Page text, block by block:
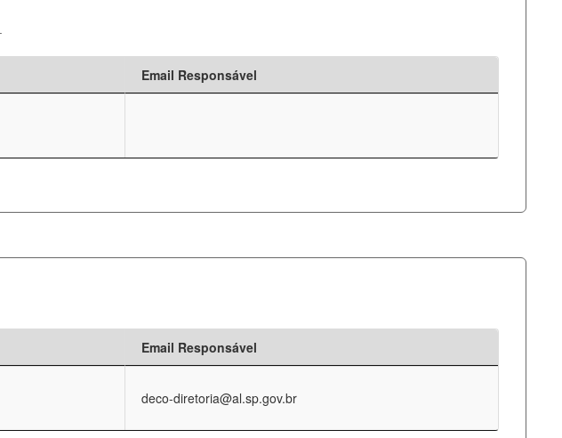
Email Responsável
Email Responsável
deco-diretoria@al.sp.gov.br